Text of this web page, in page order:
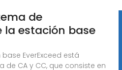
de
estación base
EverExceed está
CA y CC, que consiste en